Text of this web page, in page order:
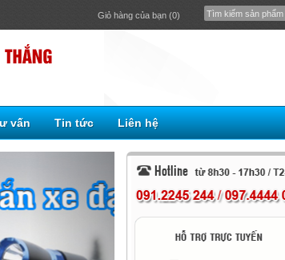
Giỏ hàng của bạn (0)
vấn Tin tức Liên hệ